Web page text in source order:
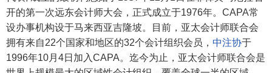
开的第一次远东会计师大会，正式成立于1976年。CAPA常
设办事机构设于马来西亚吉隆坡。目前，亚太会计师联合会
拥有来自22个国家和地区的32个会计组织会员， 中注协于
1996年10月4日加入CAPA。迄今为止，亚太会计师联合会是